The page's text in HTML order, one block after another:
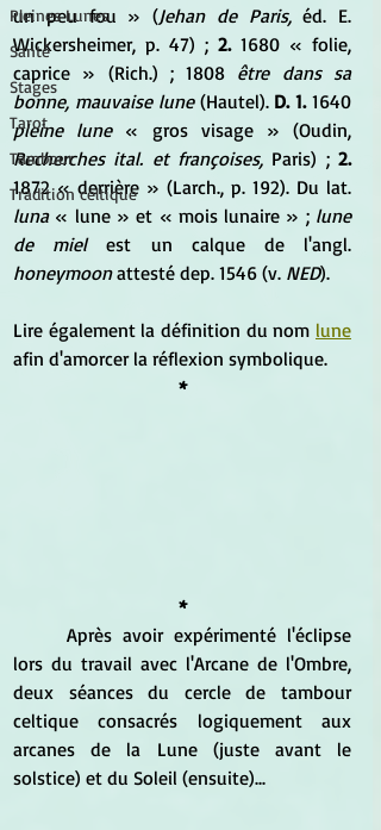
Pleines Lunes
Santé
Stages
Tarot
Tambour
Tradition celtique
un peu fou » (Jehan de Paris, éd. E.
Wickersheimer, p. 47) ; 2. 1680 « folie,
caprice » (Rich.) ; 1808 être dans sa
bonne, mauvaise lune (Hautel). D. 1.
pleine lune
Recherches ital. et françoises, Paris) ; 2.
luna « lune » et « mois lunaire » ; lune
de miel
honeymoon attesté dep. 1546 (v. NED).
Lire également la définition du nom lune
afin d'amorcer la réflexion symbolique.
*
*
lors du travail avec l'Arcane de l'Ombre,
deux séances du cercle de tambour
celtique consacrés logiquement aux
arcanes de la Lune (juste avant le
solstice) et du Soleil (ensuite)...